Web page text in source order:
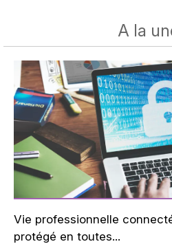
A la
Vie professionnelle
protégé en toutes...